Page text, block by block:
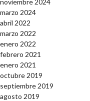
marzo 2024
abril 2022
marzo 2022
enero 2022
febrero 2021
enero 2021
octubre 2019
septiembre 2019
agosto 2019